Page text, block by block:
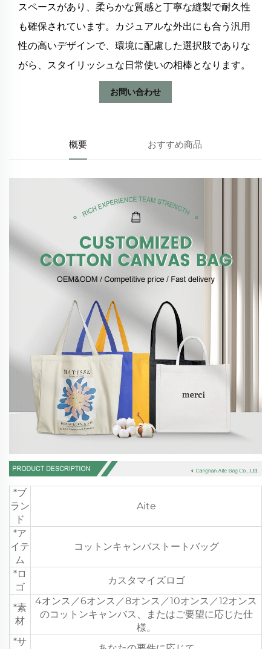
スペースがあり、柔らかな質感と丁寧な縫製で耐久性
も確保されています。カジュアルな外出にも合う汎用
性の高いデザインで、環境に配慮した選択肢でありな
がら、スタイリッシュな日常使いの相棒となります。
お問い合わせ
概要 おすすめ商品
*ブ
ラン
ド
Aite
*ア
イテ
ム
コットンキャンバストートバッグ
*ロ
ゴ
カスタマイズロゴ
*素
材
4オンス／6オンス／8オンス／10オンス／12オンス
のコットンキャンバス、またはご要望に応じた仕
様。
*サ